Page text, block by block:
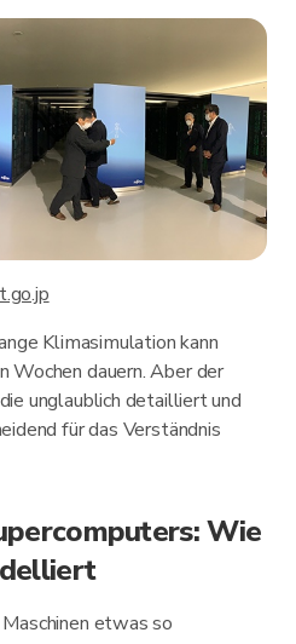
Klimasimulation kann
dauern. Aber der
unglaublich detailliert und
für das Verständnis
Wie
etwas so